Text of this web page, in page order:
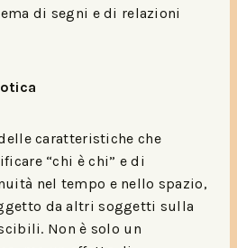
di segni e di relazioni
caratteristiche che
“chi è chi” e di
nel tempo e nello spazio,
da altri soggetti sulla
Non è solo un